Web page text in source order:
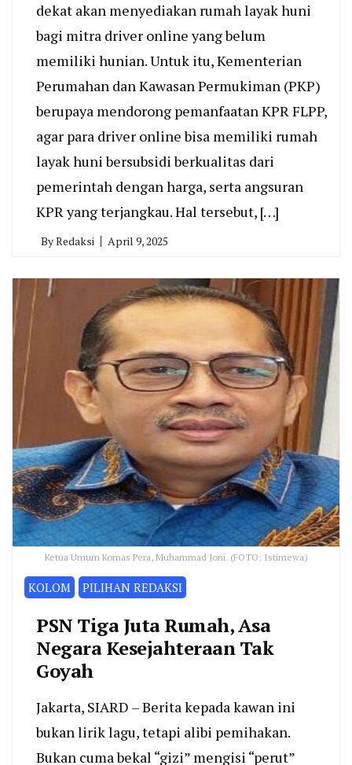
dekat akan menyediakan rumah layak huni
bagi mitra driver online yang belum
memiliki hunian. Untuk itu, Kementerian
Perumahan dan Kawasan Permukiman (PKP)
berupaya mendorong pemanfaatan KPR FLPP,
agar para driver online bisa memiliki rumah
layak huni bersubsidi berkualitas dari
pemerintah dengan harga, serta angsuran
KPR yang terjangkau. Hal tersebut, […]
ByRedaksi April 9, 2025
Ketua Umum Kornas Pera, Muhammad Joni. (FOTO: Istimewa)
KOLOM PILIHAN REDAKSI
PSN Tiga Juta Rumah, Asa
Negara Kesejahteraan Tak
Goyah
Jakarta, SIARD – Berita kepada kawan ini
bukan lirik lagu, tetapi alibi pemihakan.
Bukan cuma bekal “gizi” mengisi “perut”